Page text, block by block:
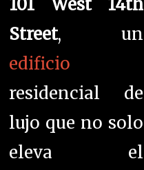
101 West 14th
Street, un
edificio
residencial de
lujo que no solo
eleva el